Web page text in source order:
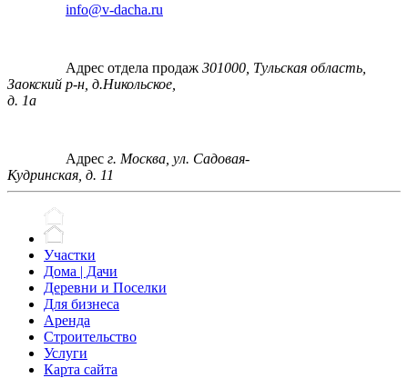
info@v-dacha.ru
Адрес отдела продаж 301000, Тульская область,
Заокский р-н, д.Никольское,
д. 1а
Адрес г. Москва, ул. Садовая-
Кудринская, д. 11
Участки
Дома | Дачи
Деревни и Поселки
Для бизнеса
Аренда
Строительство
Услуги
Карта сайта